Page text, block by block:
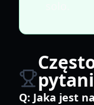
Q: Jaka jest